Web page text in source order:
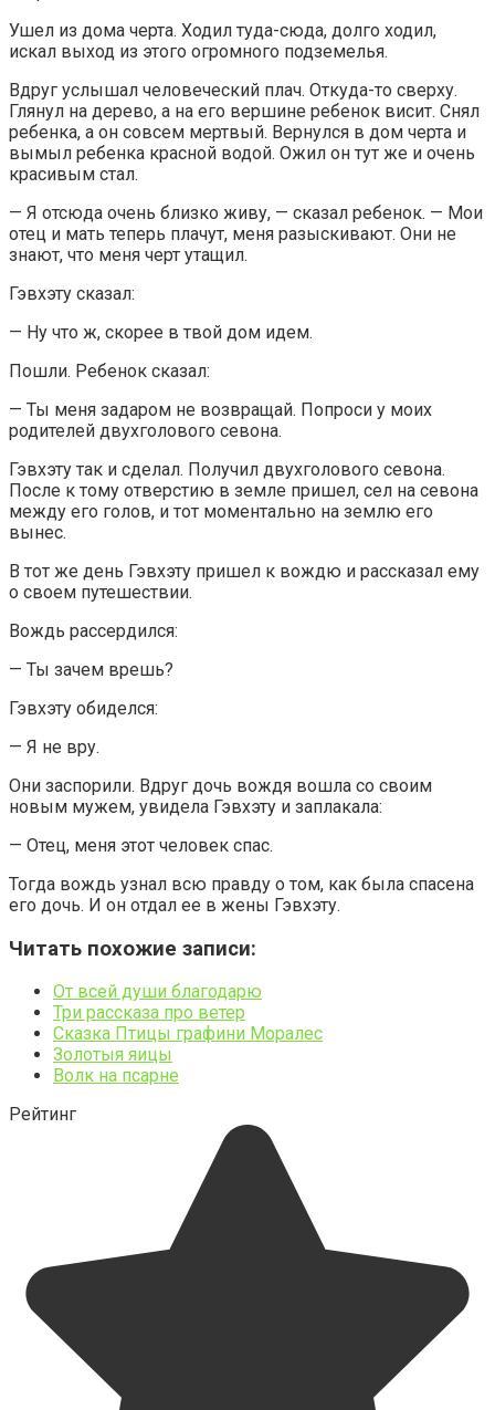
Ушел из дома черта. Ходил туда-сюда, долго ходил,
искал выход из этого огромного подземелья.
Вдруг услышал человеческий плач. Откуда-то сверху.
Глянул на дерево, а на его вершине ребенок висит. Снял
ребенка, а он совсем мертвый. Вернулся в дом черта и
вымыл ребенка красной водой. Ожил он тут же и очень
красивым стал.
— Я отсюда очень близко живу, — сказал ребенок. — Мои
отец и мать теперь плачут, меня разыскивают. Они не
знают, что меня черт утащил.
Гэвхэту сказал:
— Ну что ж, скорее в твой дом идем.
Пошли. Ребенок сказал:
— Ты меня задаром не возвращай. Попроси у моих
родителей двухголового севона.
Гэвхэту так и сделал. Получил двухголового севона.
После к тому отверстию в земле пришел, сел на севона
между его голов, и тот моментально на землю его
вынес.
В тот же день Гэвхэту пришел к вождю и рассказал ему
о своем путешествии.
Вождь рассердился:
— Ты зачем врешь?
Гэвхэту обиделся:
— Я не вру.
Они заспорили. Вдруг дочь вождя вошла со своим
новым мужем, увидела Гэвхэту и заплакала:
— Отец, меня этот человек спас.
Тогда вождь узнал всю правду о том, как была спасена
его дочь. И он отдал ее в жены Гэвхэту.
Читать похожие записи:
От всей души благодарю
Три рассказа про ветер
Сказка Птицы графини Моралес
Золотыя яицы
Волк на псарне
Рейтинг